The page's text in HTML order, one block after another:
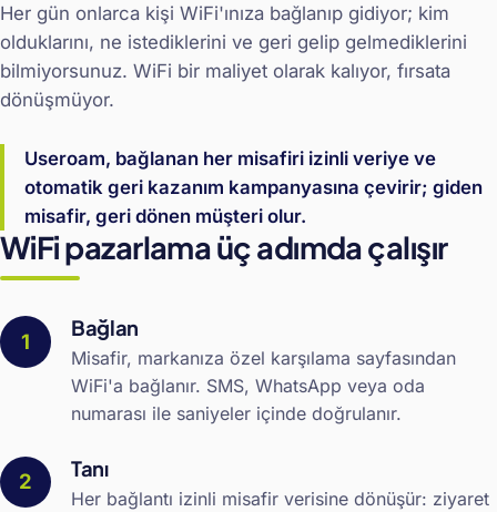
Her gün onlarca kişi WiFi'ınıza bağlanıp gidiyor; kim
olduklarını, ne istediklerini ve geri gelip gelmediklerini
bilmiyorsunuz. WiFi bir maliyet olarak kalıyor, fırsata
dönüşmüyor.
Useroam, bağlanan her misafiri izinli veriye ve
otomatik geri kazanım kampanyasına çevirir; giden
misafir, geri dönen müşteri olur.
WiFi pazarlama üç adımda çalışır
Bağlan
Misafir, markanıza özel karşılama sayfasından
WiFi'a bağlanır. SMS, WhatsApp veya oda
numarası ile saniyeler içinde doğrulanır.
Tanı
Her bağlantı izinli misafir verisine dönüşür: ziyaret